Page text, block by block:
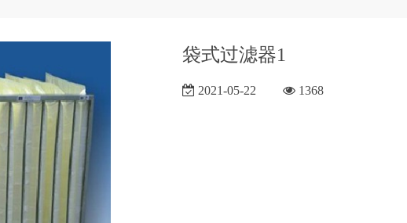
袋式过滤器1
2021-05-22 1368